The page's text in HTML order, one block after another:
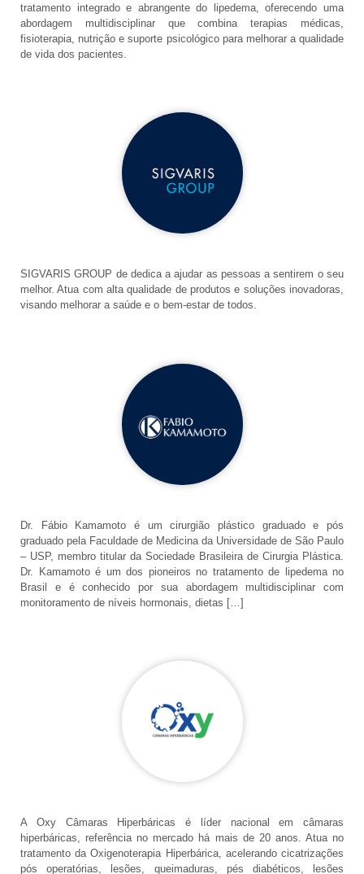
tratamento integrado e abrangente do lipedema, oferecendo uma
abordagem multidisciplinar que combina terapias médicas,
fisioterapia, nutrição e suporte psicológico para melhorar a qualidade
de vida dos pacientes.
SIGVARIS GROUP de dedica a ajudar as pessoas a sentirem o seu
melhor. Atua com alta qualidade de produtos e soluções inovadoras,
visando melhorar a saúde e o bem-estar de todos.
Dr. Fábio Kamamoto é um cirurgião plástico graduado e pós
graduado pela Faculdade de Medicina da Universidade de São Paulo
– USP, membro titular da Sociedade Brasileira de Cirurgia Plástica.
Dr. Kamamoto é um dos pioneiros no tratamento de lipedema no
Brasil e é conhecido por sua abordagem multidisciplinar com
monitoramento de níveis hormonais, dietas […]
A Oxy Câmaras Hiperbáricas é líder nacional em câmaras
hiperbáricas, referência no mercado há mais de 20 anos. Atua no
tratamento da Oxigenoterapia Hiperbárica, acelerando cicatrizações
pós operatórias, lesões, queimaduras, pés diabéticos, lesões